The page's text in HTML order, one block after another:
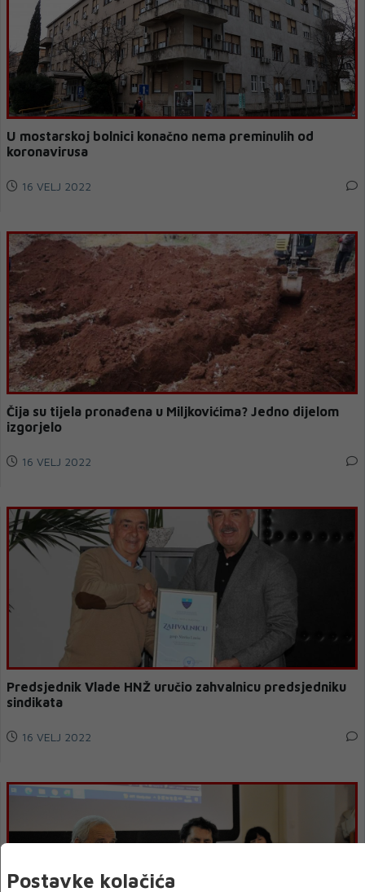
U mostarskoj bolnici konačno nema preminulih od
koronavirusa
16 VELJ 2022
Čija su tijela pronađena u Miljkovićima? Jedno dijelom
izgorjelo
16 VELJ 2022
Predsjednik Vlade HNŽ uručio zahvalnicu predsjedniku
sindikata
16 VELJ 2022
Postavke kolačića